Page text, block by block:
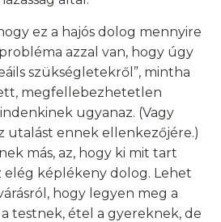
ez a hajós dolog mennyire
azzal van, hogy úgy
szükségletekről”, mintha
megfellebezhetetlen
ugyanaz. (Vagy
utalást ennek ellenkezőjére.)
más, az, hogy ki mit tart
elég képlékeny dolog. Lehet
hogy legyen meg a
testnek, étel a gyereknek, de